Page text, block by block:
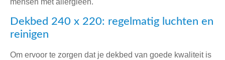
Dekbed 240 x 220: regelmatig luchten en
reinigen
Om ervoor te zorgen dat je dekbed van goede kwaliteit is